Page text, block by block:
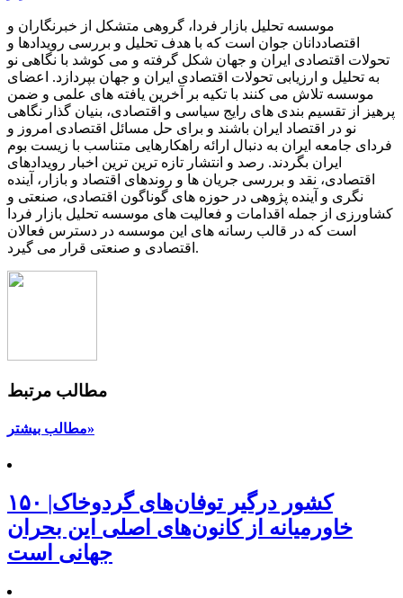
موسسه تحلیل بازار فردا، گروهی متشکل از خبرنگاران و
اقتصاددانان جوان است که با هدف تحلیل و بررسی رویدادها و
تحولات اقتصادی ایران و جهان شکل گرفته و می کوشد با نگاهی نو
به تحلیل و ارزیابی تحولات اقتصادی ایران و جهان بپردازد. اعضای
موسسه تلاش می کنند با تکیه بر آخرین یافته های علمی و ضمن
پرهیز از تقسیم بندی های رایج سیاسی و اقتصادی، بنیان گذار نگاهی
نو در اقتصاد ایران باشند و برای حل مسائل اقتصادی امروز و
فردای جامعه ایران به دنبال ارائه راهکارهایی متناسب با زیست بوم
ایران بگردند. رصد و انتشار تازه ترین ترین اخبار رویدادهای
اقتصادی، نقد و بررسی جریان ها و روندهای اقتصاد و بازار، آینده
نگری و آینده پژوهی در حوزه های گوناگون اقتصادی، صنعتی و
کشاورزی از جمله اقدامات و فعالیت های موسسه تحلیل بازار فردا
است که در قالب رسانه های این موسسه در دسترس فعالان
اقتصادی و صنعتی قرار می گیرد.
مطالب مرتبط
مطالب بیشتر»
۱۵۰ کشور درگیر توفان‌های گردوخاک|
خاورمیانه از کانون‌های اصلی این بحران
جهانی است